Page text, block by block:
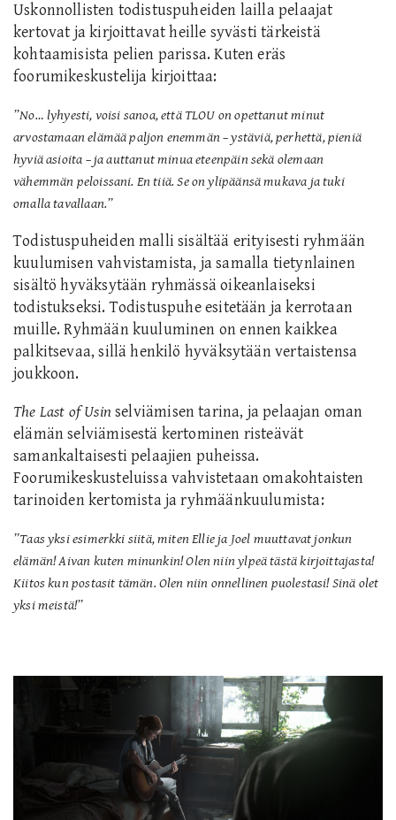
Uskonnollisten todistuspuheiden lailla pelaajat
kertovat ja kirjoittavat heille syvästi tärkeistä
kohtaamisista pelien parissa. Kuten eräs
foorumikeskustelija kirjoittaa:
”No… lyhyesti, voisi sanoa, että TLOU on opettanut minut
arvostamaan elämää paljon enemmän – ystäviä, perhettä, pieniä
hyviä asioita – ja auttanut minua eteenpäin sekä olemaan
vähemmän peloissani. En tiiä. Se on ylipäänsä mukava ja tuki
omalla tavallaan.”
Todistuspuheiden malli sisältää erityisesti ryhmään
kuulumisen vahvistamista, ja samalla tietynlainen
sisältö hyväksytään ryhmässä oikeanlaiseksi
todistukseksi. Todistuspuhe esitetään ja kerrotaan
muille. Ryhmään kuuluminen on ennen kaikkea
palkitsevaa, sillä henkilö hyväksytään vertaistensa
joukkoon.
The Last of Usinselviämisen tarina, ja pelaajan oman
elämän selviämisestä kertominen risteävät
samankaltaisesti pelaajien puheissa.
Foorumikeskusteluissa vahvistetaan omakohtaisten
tarinoiden kertomista ja ryhmäänkuulumista:
”Taas yksi esimerkki siitä, miten Ellie ja Joel muuttavat jonkun
elämän! Aivan kuten minunkin! Olen niin ylpeä tästä kirjoittajasta!
Kiitos kun postasit tämän. Olen niin onnellinen puolestasi! Sinä olet
yksi meistä!”